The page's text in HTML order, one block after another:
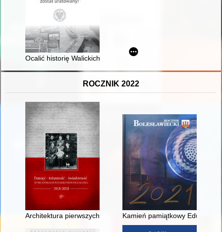
Ocalić historię Walickich"
ROCZNIK 2022
Architektura pierwszych lat niepodległości jako przejaw kultu I
Kamień pamiątkowy Eduarda